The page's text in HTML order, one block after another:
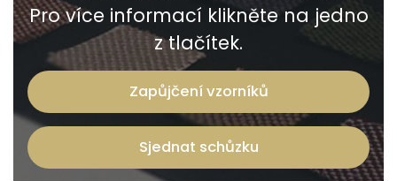
Pro více informací klikněte na jedno
z tlačítek.
Zapůjčení vzorníků
Sjednat schůzku